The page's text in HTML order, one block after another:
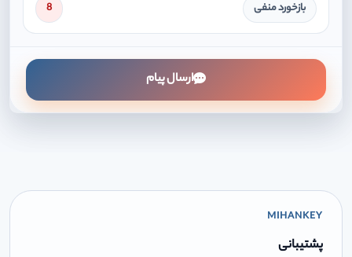
بازخورد منفی 8
ارسال پیام
MIHANKEY
پشتیبانی